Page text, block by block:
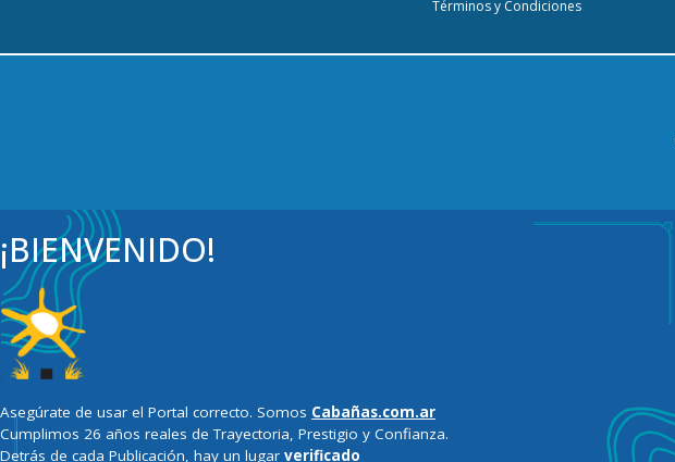
Términos y Condiciones
¡BIENVENIDO!
Asegúrate de usar el Portal correcto. Somos Cabañas.com.ar
Cumplimos 26 años reales de Trayectoria, Prestigio y Confianza.
Detrás de cada Publicación, hay un lugar verificado